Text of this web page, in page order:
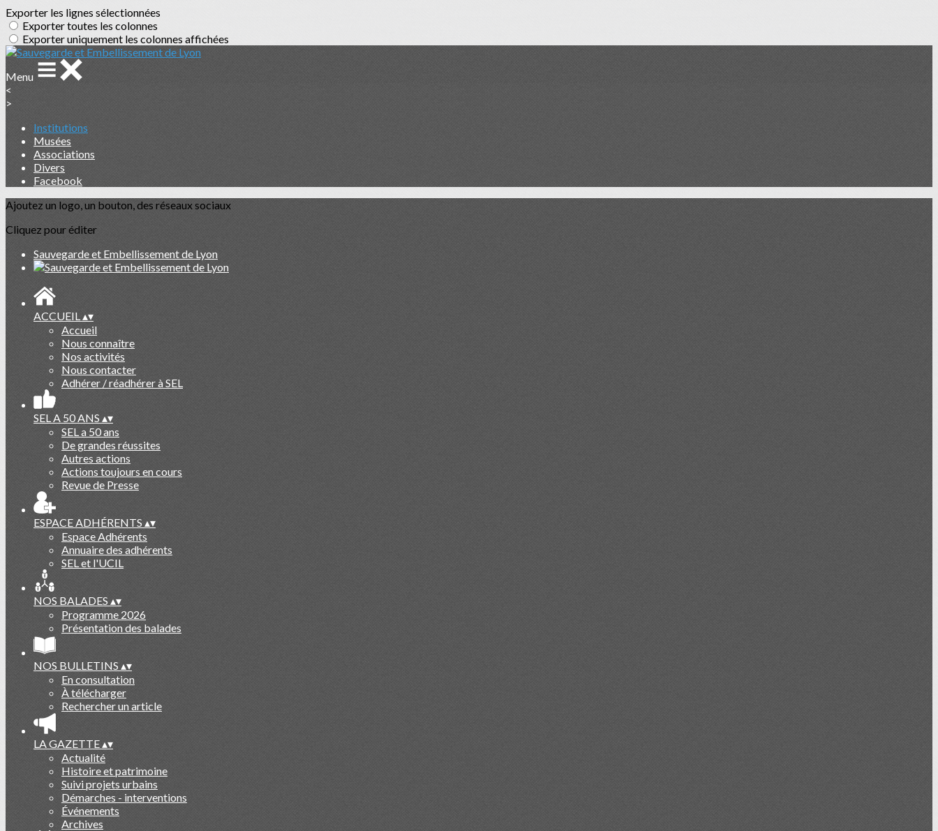
Exporter les lignes sélectionnées
Exporter toutes les colonnes
Exporter uniquement les colonnes affichées
Menu
<
>
Institutions
Musées
Associations
Divers
Facebook
Ajoutez un logo, un bouton, des réseaux sociaux
Cliquez pour éditer
Sauvegarde et Embellissement de Lyon
ACCUEIL▴▾
Accueil
Nous connaître
Nos activités
Nous contacter
Adhérer / réadhérer à SEL
SEL A 50 ANS ▴▾
SEL a 50 ans
De grandes réussites
Autres actions
Actions toujours en cours
Revue de Presse
ESPACE ADHÉRENTS▴▾
Espace Adhérents
Annuaire des adhérents
SEL et l'UCIL
NOS BALADES ▴▾
Programme 2026
Présentation des balades
NOS BULLETINS ▴▾
En consultation
À télécharger
Rechercher un article
LA GAZETTE▴▾
Actualité
Histoire et patrimoine
Suivi projets urbains
Démarches - interventions
Événements
Archives